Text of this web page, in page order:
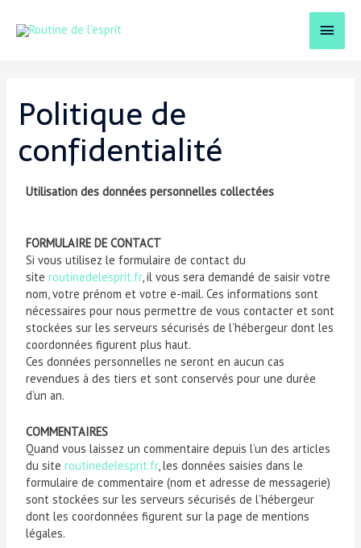
Politique de
confidentialité
Utilisation des données personnelles collectées
FORMULAIRE DE CONTACT
Si vous utilisez le formulaire de contact du
siteroutinedelesprit.fr, il vous sera demandé de saisir votre
nom, votre prénom et votre e-mail. Ces informations sont
nécessaires pour nous permettre de vous contacter et sont
stockées sur les serveurs sécurisés de l’hébergeur dont les
coordonnées figurent plus haut.
Ces données personnelles ne seront en aucun cas
revendues à des tiers et sont conservés pour une durée
d’un an.
COMMENTAIRES
Quand vous laissez un commentaire depuis l’un des articles
du siteroutinedelesprit.fr, les données saisies dans le
formulaire de commentaire (nom et adresse de messagerie)
sont stockées sur les serveurs sécurisés de l’hébergeur
dont les coordonnées figurent sur la page de mentions
légales.